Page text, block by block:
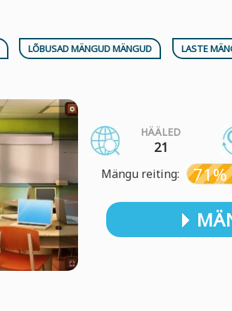
LÕBUSAD MÄNGUD MÄNGUD LASTE
HÄÄLED
21
Mängu reiting: 71%